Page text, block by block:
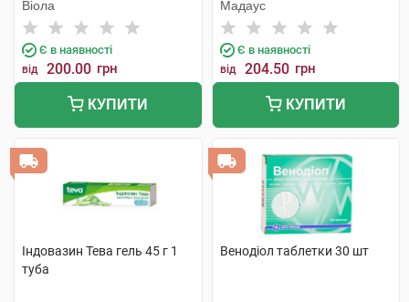
Віола
Є в наявності
від 200.00 грн
КУПИТИ
Мадаус
Є в наявності
від 204.50 грн
КУПИТИ
Індовазин Тева гель 45 г 1
туба
Венодіол таблетки 30 шт